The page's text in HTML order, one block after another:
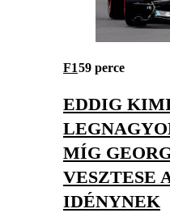
F159 perce
EDDIG
MÍG
VESZTESE
IDÉNYNEK